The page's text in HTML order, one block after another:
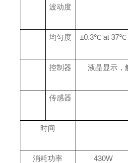
波动度
均匀度 ±0.3℃ at 37℃
控制器 液晶显示，
传感器
时间
消耗功率 430W